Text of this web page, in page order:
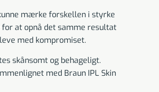
mærke forskellen i styrke
at opnå det samme resultat
med kompromiset.
skånsomt og behageligt.
med Braun IPL Skin